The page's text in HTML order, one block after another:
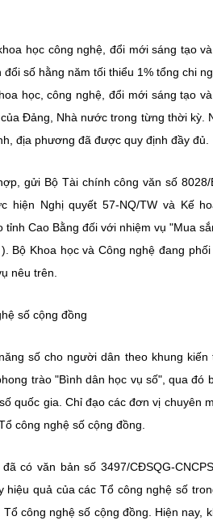
học công nghệ, đổi mới sáng tạo
số hằng năm tối thiểu 1% tổng chi
học, công nghệ, đổi mới sáng tạo
Đảng, Nhà nước trong từng thời kỳ.
địa phương đã được quy định đầy đủ.
gửi Bộ Tài chính công văn số 8028/
hiện Nghị quyết 57-NQ/TW và Kế
Cao Bằng đối với nhiệm vụ "Mua
Bộ Khoa học và Công nghệ đang
nêu trên.
số cộng đồng
số cho người dân theo khung kiến
trào "Bình dân học vụ số", qua đó
quốc gia. Chỉ đạo các đơn vị chuyên
công nghệ số cộng đồng.
có văn bản số 3497/CĐSQG-
hiệu quả của các Tổ công nghệ số
công nghệ số cộng đồng. Hiện nay,